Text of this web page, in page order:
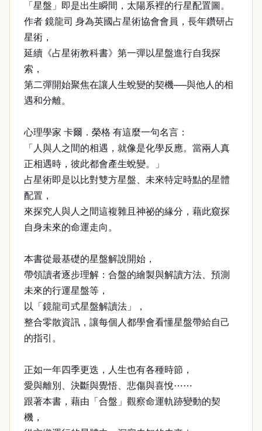
「星盤」即是出生瞬間，太陽系裡的行星配置圖。
作者 鏡龍司 身為英國占星術協會會員，長年鑽研占
星術，
延續《占星術教科書》第一彈以星盤進行自我探
索，
第二彈開始聚焦在讓人生蛻變的契機──與他人的相
遇和分離。
心理學家 卡爾．榮格 有這麼一句名言：
「人與人之間的相遇，就像是化學反應。當兩人真
正相遇時，彼此都會產生蛻變。」
占星術即是以比對雙方星盤、未來特定時點的星體
配置，
來探究人與人之間這複雜且神祕的緣分，藉此窺探
自身未來的命運走向。
本書從最基礎的星盤解說開始，
帶領讀者逐步理解：合盤的繪製與解讀方法、預測
未來的行運星盤等，
以「鏡龍司式星盤解讀法」，
整合零散資訊，讓每個人都學會看懂星盤帶給自己
的指引。
正如一年四季更迭，人生也有各種時節，
愛與離別、決斷與覺悟、悲傷與喜悅⋯⋯
跟著本書，藉由「合盤」觀察命運軌跡變動的契
機，